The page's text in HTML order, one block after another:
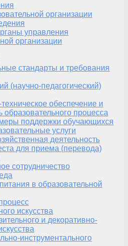
организации
управления
организации
стандарты и требования
(научно-педагогический)
обеспечение и
образовательного процесса
поддержки обучающихся
услуги
деятельность
для приема (перевода)
сотрудничество
в образовательной
искусства
и декоративно-
инструментального